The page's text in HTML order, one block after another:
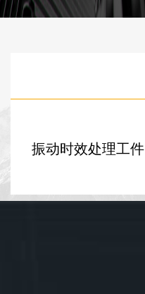
振动时效处理工件